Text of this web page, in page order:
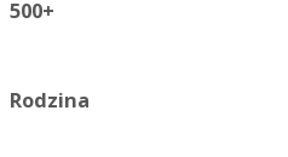
500+
Rodzina